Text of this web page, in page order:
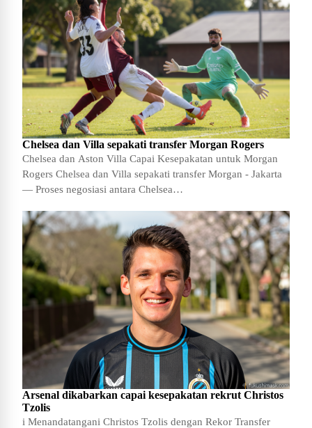
Chelsea dan Villa sepakati transfer Morgan Rogers
Chelsea dan Aston Villa Capai Kesepakatan untuk Morgan
Rogers Chelsea dan Villa sepakati transfer Morgan - Jakarta
— Proses negosiasi antara Chelsea…
Arsenal dikabarkan capai kesepakatan rekrut Christos
Tzolis
i Menandatangani Christos Tzolis dengan Rekor Transfer